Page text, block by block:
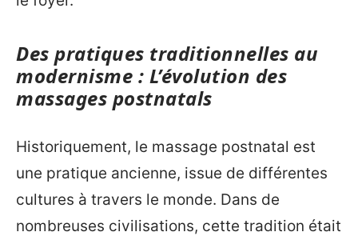
Des pratiques traditionnelles au
modernisme : L’évolution des
massages postnatals
Historiquement, le massage postnatal est
une pratique ancienne, issue de différentes
cultures à travers le monde. Dans de
nombreuses civilisations, cette tradition était